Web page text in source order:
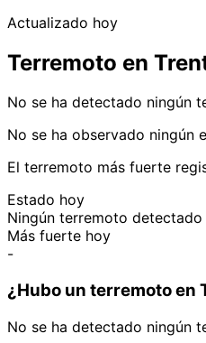
Actualizado hoy
Terremoto en
No se ha detectado ningún
No se ha observado ningún
El terremoto más fuerte
Estado hoy
Ningún terremoto detectado
Más fuerte hoy
-
¿Hubo un terremoto en
No se ha detectado ningún